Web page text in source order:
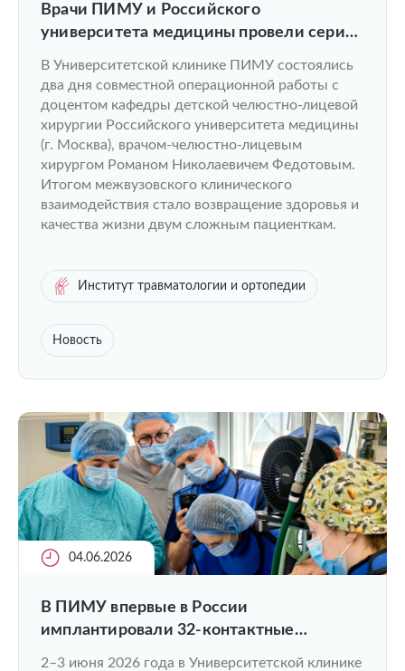
Врачи ПИМУ и Российского
университета медицины провели серию
В Университетской клинике ПИМУ состоялись
два дня совместной операционной работы с
доцентом кафедры детской челюстно-лицевой
хирургии Российского университета медицины
(г. Москва), врачом-челюстно-лицевым
хирургом Романом Николаевичем Федотовым.
Итогом межвузовского клинического
взаимодействия стало возвращение здоровья и
качества жизни двум сложным пациенткам.
Институт травматологии и ортопедии
Новость
04.06.2026
В ПИМУ впервые в России
имплантировали 32-контактные
2–3 июня 2026 года в Университетской клинике